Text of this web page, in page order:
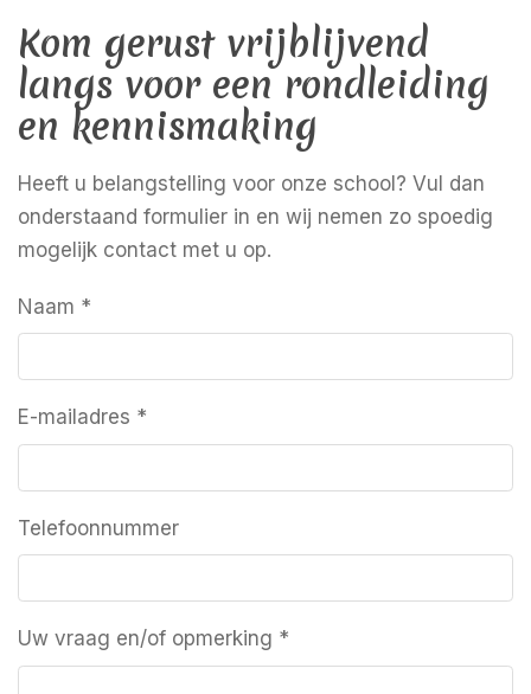
Kom gerust vrijblijvend
langs voor een rondleiding
en kennismaking
Heeft u belangstelling voor onze school? Vul dan
onderstaand formulier in en wij nemen zo spoedig
mogelijk contact met u op.
Naam *
E-mailadres *
Telefoonnummer
Uw vraag en/of opmerking *